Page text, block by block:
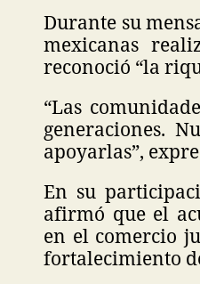
Durante su
mexicanas
reconoció “la
“Las
generaciones.
apoyarlas”,
En su
afirmó que el
en el comercio
fortalecimiento